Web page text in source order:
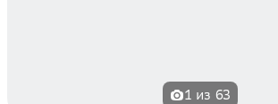
1 из 63